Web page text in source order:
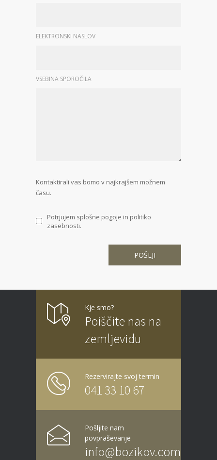
ELEKTRONSKI NASLOV
VSEBINA SPOROČILA
Kontaktirali vas bomo v najkrajšem možnem
času.
Potrjujem splošne pogoje in politiko
zasebnosti.
Kje smo?
Poiščite nas na
zemljevidu
Rezervirajte svoj termin
041 33 10 67
Pošljite nam
povpraševanje
info@bozikov.com